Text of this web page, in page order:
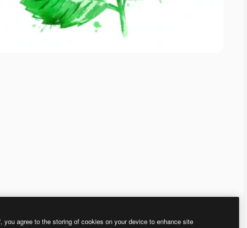
you agree to the storing of cookies on your device to enhance site